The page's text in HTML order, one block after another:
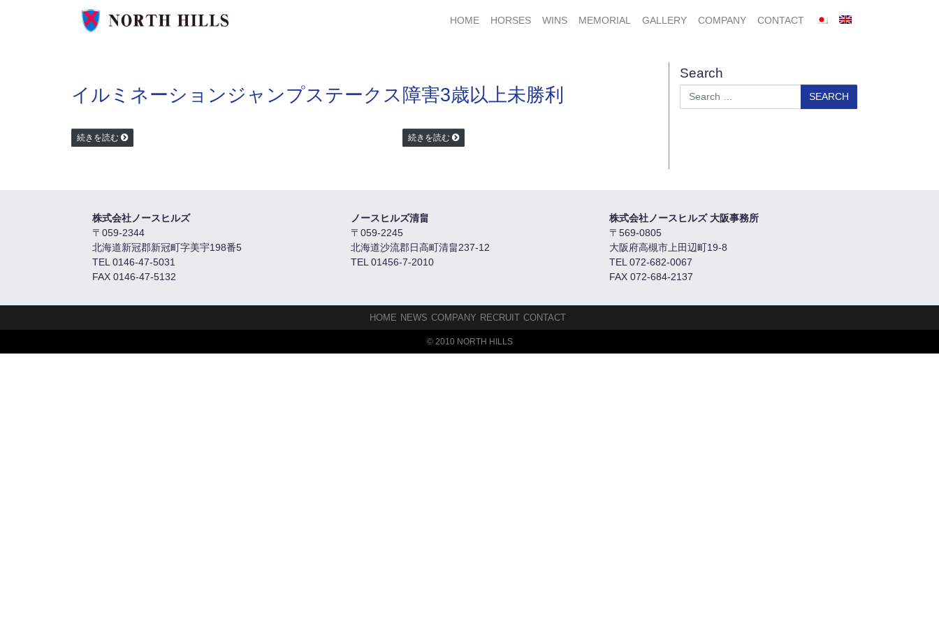
HOME
HORSES WINS MEMORIAL GALLERY COMPANY CONTACT
イルミネーションジャンプステークス
続きを読む
障害3歳以上未勝利
続きを読む
Search
Search
株式会社ノースヒルズ
〒059-2344
北海道新冠郡新冠町字美宇198番5
TEL 0146-47-5031
FAX 0146-47-5132
ノースヒルズ清畠
〒059-2245
北海道沙流郡日高町清畠237-12
TEL 01456-7-2010
株式会社ノースヒルズ 大阪事務所
〒569-0805
大阪府高槻市上田辺町19-8
TEL 072-682-0067
FAX 072-684-2137
HOME NEWS COMPANY RECRUIT CONTACT
© 2010 NORTH HILLS